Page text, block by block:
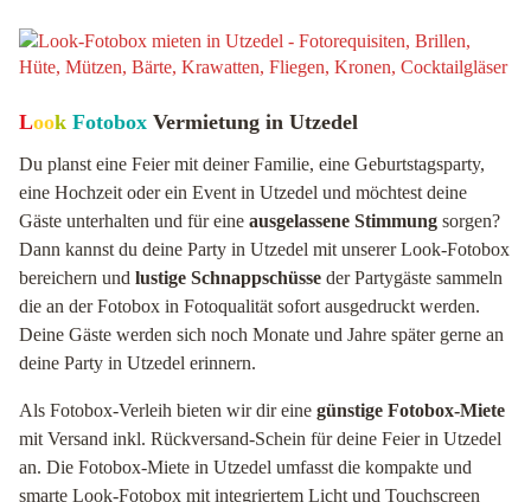
Look Fotobox Vermietung in Utzedel
Du planst eine Feier mit deiner Familie, eine Geburtstagsparty,
eine Hochzeit oder ein Event in Utzedel und möchtest deine
Gäste unterhalten und für eine ausgelassene Stimmung sorgen?
Dann kannst du deine Party in Utzedel mit unserer Look-Fotobox
bereichern und lustige Schnappschüsse der Partygäste sammeln
die an der Fotobox in Fotoqualität sofort ausgedruckt werden.
Deine Gäste werden sich noch Monate und Jahre später gerne an
deine Party in Utzedel erinnern.
Als Fotobox-Verleih bieten wir dir eine günstige Fotobox-Miete
mit Versand inkl. Rückversand-Schein für deine Feier in Utzedel
an. Die Fotobox-Miete in Utzedel umfasst die kompakte und
smarte Look-Fotobox mit integriertem Licht und Touchscreen